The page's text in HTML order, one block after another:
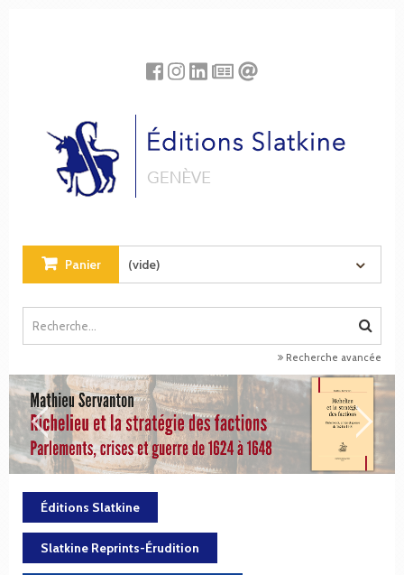
Panier (vide)
Recherche avancée
Éditions Slatkine
Slatkine Reprints-Érudition